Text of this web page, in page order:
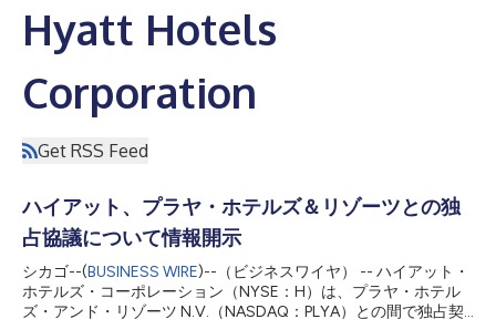
Hyatt Hotels
Corporation
Get RSS Feed
ハイアット、プラヤ・ホテルズ＆リゾーツとの独
占協議について情報開示
シカゴ--(BUSINESS WIRE)--（ビジネスワイヤ） -- ハイアット・
ホテルズ・コーポレーション（NYSE：H）は、プラヤ・ホテル
ズ・アンド・リゾーツ N.V.（NASDAQ：PLYA）との間で独占契